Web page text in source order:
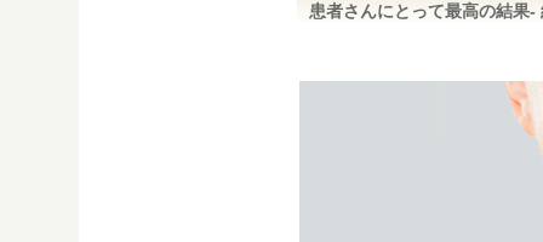
患者さんにとって最高の結果